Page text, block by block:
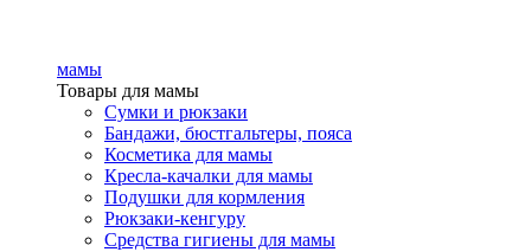
мамы
Товары для мамы
Сумки и рюкзаки
Бандажи, бюстгальтеры, пояса
Косметика для мамы
Кресла-качалки для мамы
Подушки для кормления
Рюкзаки-кенгуру
Средства гигиены для мамы